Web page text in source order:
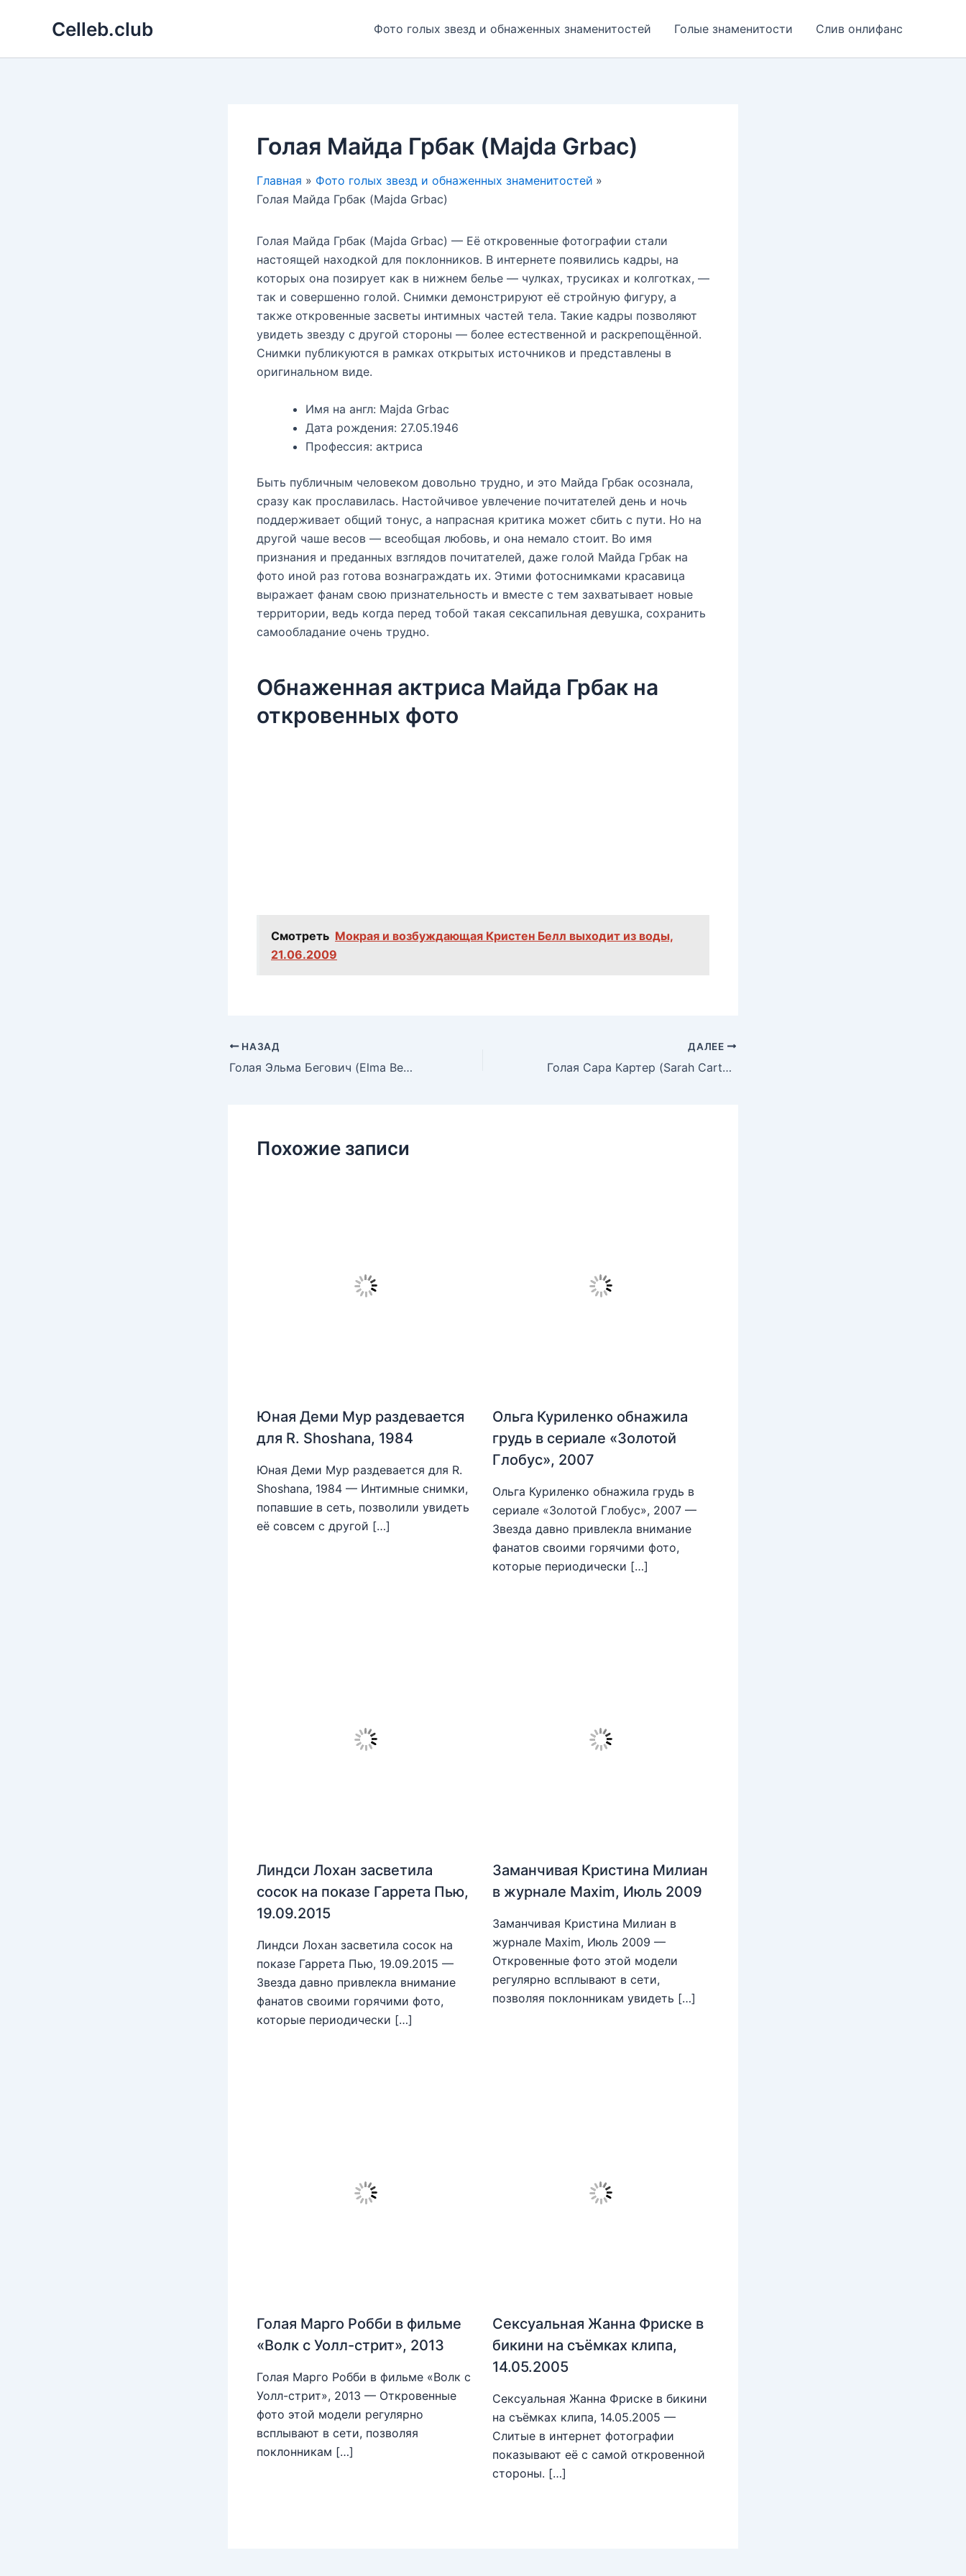
Celleb.club Фото голых звезд и обнаженных знаменитостей Голые знаменитости Слив онлифанс
Голая Майда Грбак (Majda Grbac)
Главная
Фото голых звезд и обнаженных знаменитостей
Голая Майда Грбак (Majda Grbac)
Голая Майда Грбак (Majda Grbac) — Её откровенные фотографии стали
настоящей находкой для поклонников. В интернете появились кадры, на
которых она позирует как в нижнем белье — чулках, трусиках и колготках, —
так и совершенно голой. Снимки демонстрируют её стройную фигуру, а
также откровенные засветы интимных частей тела. Такие кадры позволяют
увидеть звезду с другой стороны — более естественной и раскрепощённой.
Снимки публикуются в рамках открытых источников и представлены в
оригинальном виде.
Имя на англ: Majda Grbac
Дата рождения: 27.05.1946
Профессия: актриса
Быть публичным человеком довольно трудно, и это Майда Грбак осознала,
сразу как прославилась. Настойчивое увлечение почитателей день и ночь
поддерживает общий тонус, а напрасная критика может сбить с пути. Но на
другой чаше весов — всеобщая любовь, и она немало стоит. Во имя
признания и преданных взглядов почитателей, даже голой Майда Грбак на
фото иной раз готова вознаграждать их. Этими фотоснимками красавица
выражает фанам свою признательность и вместе с тем захватывает новые
территории, ведь когда перед тобой такая сексапильная девушка, сохранить
самообладание очень трудно.
Обнаженная актриса Майда Грбак на
откровенных фото
Смотреть Мокрая и возбуждающая Кристен Белл выходит из воды,
21.06.2009
НАЗАД
Голая Эльма Бегович (Elma Begovic)
ДАЛЕЕ
Голая Сара Картер (Sarah Carter)
Похожие записи
Юная Деми Мур раздевается
для R. Shoshana, 1984
Юная Деми Мур раздевается для R.
Shoshana, 1984 — Интимные снимки,
попавшие в сеть, позволили увидеть
её совсем с другой […]
Ольга Куриленко обнажила
грудь в сериале «Золотой
Глобус», 2007
Ольга Куриленко обнажила грудь в
сериале «Золотой Глобус», 2007 —
Звезда давно привлекла внимание
фанатов своими горячими фото,
которые периодически […]
Линдси Лохан засветила
сосок на показе Гаррета Пью,
19.09.2015
Линдси Лохан засветила сосок на
показе Гаррета Пью, 19.09.2015 —
Звезда давно привлекла внимание
фанатов своими горячими фото,
которые периодически […]
Заманчивая Кристина Милиан
в журнале Maxim, Июль 2009
Заманчивая Кристина Милиан в
журнале Maxim, Июль 2009 —
Откровенные фото этой модели
регулярно всплывают в сети,
позволяя поклонникам увидеть […]
Голая Марго Робби в фильме
«Волк с Уолл-стрит», 2013
Голая Марго Робби в фильме «Волк с
Уолл-стрит», 2013 — Откровенные
фото этой модели регулярно
всплывают в сети, позволяя
поклонникам […]
Сексуальная Жанна Фриске в
бикини на съёмках клипа,
14.05.2005
Сексуальная Жанна Фриске в бикини
на съёмках клипа, 14.05.2005 —
Слитые в интернет фотографии
показывают её с самой откровенной
стороны. […]